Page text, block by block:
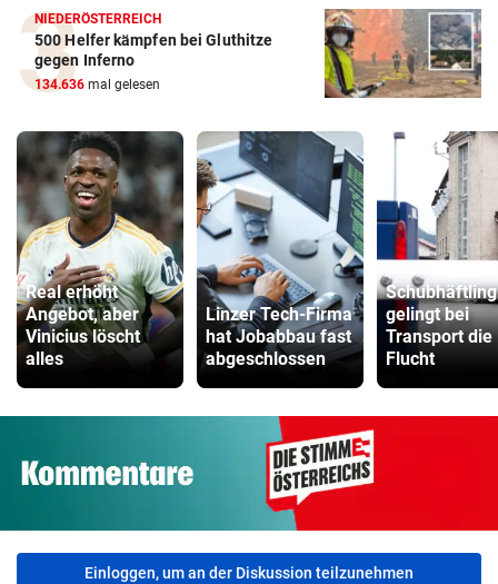
NIEDERÖSTERREICH
500 Helfer kämpfen bei Gluthitze
gegen Inferno
134.636 mal gelesen
Real erhöht
Angebot, aber
Vinicius löscht
alles
Linzer Tech-Firma
hat Jobabbau fast
abgeschlossen
Schubhäftling
gelingt bei
Transport die
Flucht
Einloggen, um an der Diskussion teilzunehmen